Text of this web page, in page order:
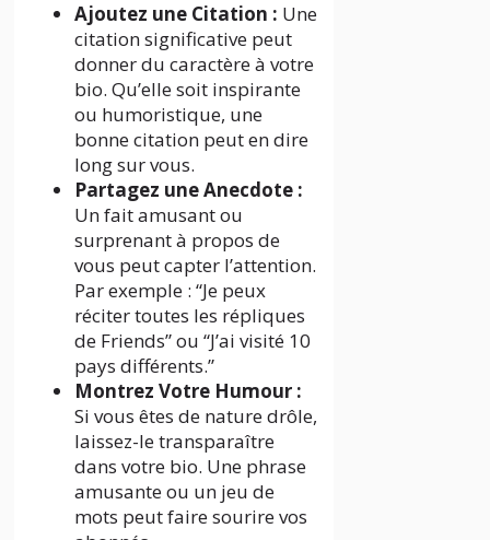
Ajoutez une Citation : Une
citation significative peut
donner du caractère à votre
bio. Qu’elle soit inspirante
ou humoristique, une
bonne citation peut en dire
long sur vous.
Partagez une Anecdote :
Un fait amusant ou
surprenant à propos de
vous peut capter l’attention.
Par exemple : “Je peux
réciter toutes les répliques
de Friends” ou “J’ai visité 10
pays différents.”
Montrez Votre Humour :
Si vous êtes de nature drôle,
laissez-le transparaître
dans votre bio. Une phrase
amusante ou un jeu de
mots peut faire sourire vos